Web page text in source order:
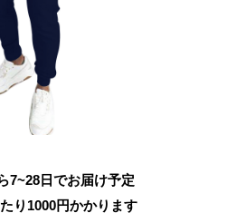
7~28日でお届け予定
り 1000円かかります